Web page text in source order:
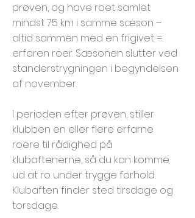
prøven, og have roet samlet
mindst 75 km i samme sæson –
altid sammen med en frigivet =
erfaren roer. Sæsonen slutter ved
standerstrygningen i begyndelsen
af november.
I perioden efter prøven, stiller
klubben en eller flere erfarne
roere til rådighed på
klubaftenerne, så du kan komme
ud at ro under trygge forhold.
Klubaften finder sted tirsdage og
torsdage.